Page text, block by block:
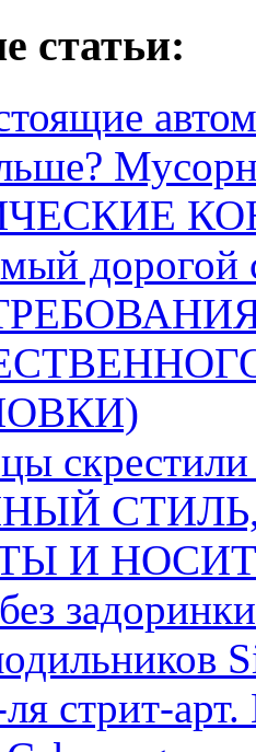
статьи:
дорогой
И
стрит-